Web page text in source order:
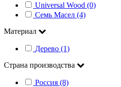
Universal Wood (0)
Семь Масел (4)
Материал
Дерево (1)
Страна производства
Россия (8)